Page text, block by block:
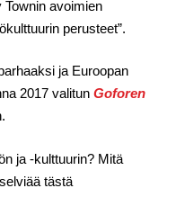
avoimien
perusteet”.
ja Euroopan
2017 valitunGoforen
ja -kulttuurin? Mitä
tästä